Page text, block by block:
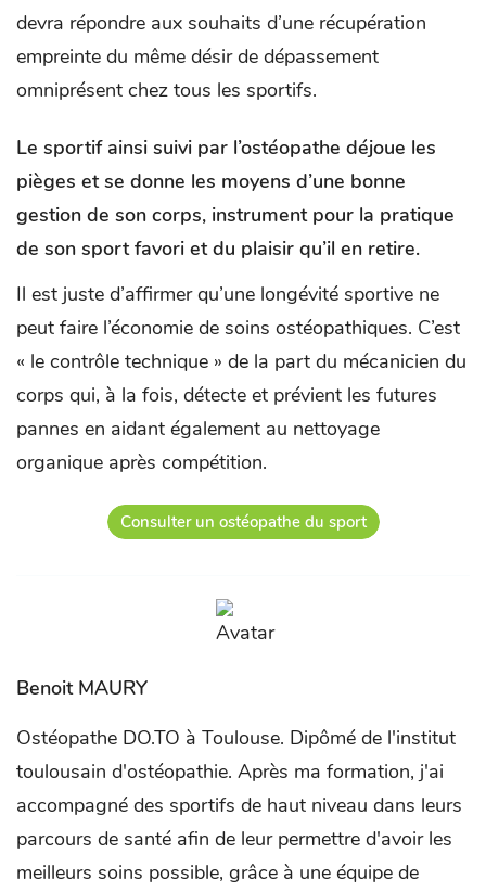
devra répondre aux souhaits d’une récupération
empreinte du même désir de dépassement
omniprésent chez tous les sportifs.
Le sportif ainsi suivi par l’ostéopathe déjoue les
pièges et se donne les moyens d’une bonne
gestion de son corps, instrument pour la pratique
de son sport favori et du plaisir qu’il en retire.
Il est juste d’affirmer qu’une longévité sportive ne
peut faire l’économie de soins ostéopathiques. C’est
« le contrôle technique » de la part du mécanicien du
corps qui, à la fois, détecte et prévient les futures
pannes en aidant également au nettoyage
organique après compétition.
Consulter un ostéopathe du sport
Benoit MAURY
Ostéopathe DO.TO à Toulouse. Dipômé de l'institut
toulousain d'ostéopathie. Après ma formation, j'ai
accompagné des sportifs de haut niveau dans leurs
parcours de santé afin de leur permettre d'avoir les
meilleurs soins possible, grâce à une équipe de